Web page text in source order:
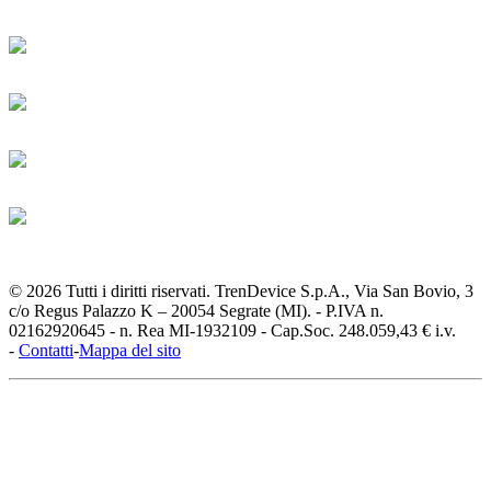
© 2026 Tutti i diritti riservati. TrenDevice S.p.A., Via San Bovio, 3
c/o Regus Palazzo K – 20054 Segrate (MI). - P.IVA n.
02162920645 - n. Rea MI-1932109 - Cap.Soc. 248.059,43 € i.v.
- Contatti-Mappa del sito